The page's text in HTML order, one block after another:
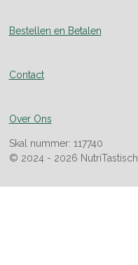
Bestellen en Betalen
Contact
Over Ons
Skal nummer: 117740
© 2024 - 2026 NutriTastisch